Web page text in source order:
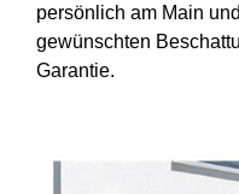
persönlich am Main
gewünschten
Garantie.